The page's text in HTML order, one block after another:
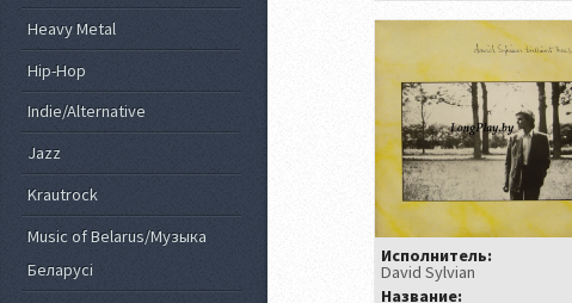
Исполнитель:
David Sylvian
Название:
Heavy Metal
Hip-Hop
Indie/Alternative
Jazz
Krautrock
Music of Belarus/Музыка
Беларусi